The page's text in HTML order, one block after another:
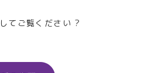
てご覧ください ?